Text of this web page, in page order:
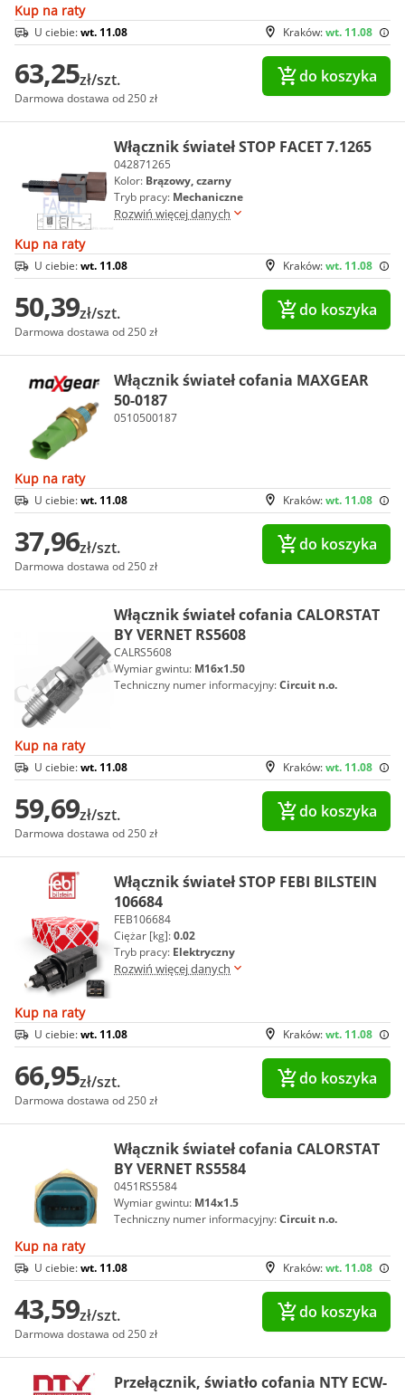
Kup na raty
Kraków:wt. 11.08
U ciebie:wt. 11.08
63,25zł/szt.
Darmowa dostawa od 250 zł
do koszyka
Włącznik świateł STOP FACET 7.1265
042871265
Kolor: Brązowy, czarny
Tryb pracy: Mechaniczne
Rozwiń więcej danych
Kup na raty
Kraków:wt. 11.08
U ciebie:wt. 11.08
50,39zł/szt.
Darmowa dostawa od 250 zł
do koszyka
Włącznik świateł cofania MAXGEAR
50-0187
0510500187
Kup na raty
Kraków:wt. 11.08
U ciebie:wt. 11.08
37,96zł/szt.
Darmowa dostawa od 250 zł
do koszyka
Włącznik świateł cofania CALORSTAT
BY VERNET RS5608
CALRS5608
Wymiar gwintu: M16x1.50
Techniczny numer informacyjny:Circuit n.o.
Kup na raty
Kraków:wt. 11.08
U ciebie:wt. 11.08
59,69zł/szt.
Darmowa dostawa od 250 zł
do koszyka
Włącznik świateł STOP FEBI BILSTEIN
106684
FEB106684
Ciężar [kg]:0.02
Tryb pracy: Elektryczny
Rozwiń więcej danych
Kup na raty
Kraków:wt. 11.08
U ciebie:wt. 11.08
66,95zł/szt.
Darmowa dostawa od 250 zł
do koszyka
Włącznik świateł cofania CALORSTAT
BY VERNET RS5584
0451RS5584
Wymiar gwintu: M14x1.5
Techniczny numer informacyjny:Circuit n.o.
Kup na raty
Kraków:wt. 11.08
U ciebie:wt. 11.08
43,59zł/szt.
Darmowa dostawa od 250 zł
do koszyka
Przełącznik, światło cofania NTY ECW-